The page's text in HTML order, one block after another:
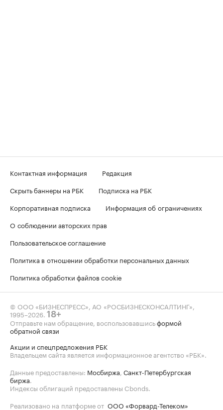
Контактная информация
Редакция
Скрыть баннеры на РБК
Подписка на РБК
Корпоративная подписка
Информация об ограничениях
О соблюдении авторских прав
Пользовательское соглашение
Политика в отношении обработки персональных данных
Политика обработки файлов cookie
© ООО «БИЗНЕСПРЕСС», АО «РОСБИЗНЕСКОНСАЛТИНГ»,
1995–2026 18+
Отправьте нам обращение, воспользовавшисьформой
обратной связи
Акции и спецпредложения РБК
Владельцем сайта является информационное агентство «РБК».
Данные предоставлены: Мосбиржа Санкт-Петербургская
биржа
Индексы облигаций предоставлены Cbonds.
Реализовано на платформе от ООО «Форвард-Телеком»